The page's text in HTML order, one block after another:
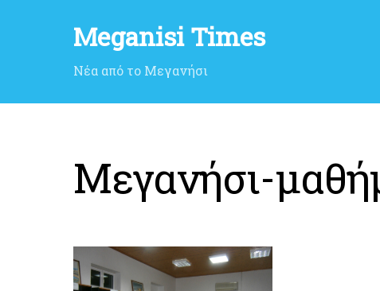
Meganisi Times
Νέα από το Μεγανήσι
Μεγανήσι-